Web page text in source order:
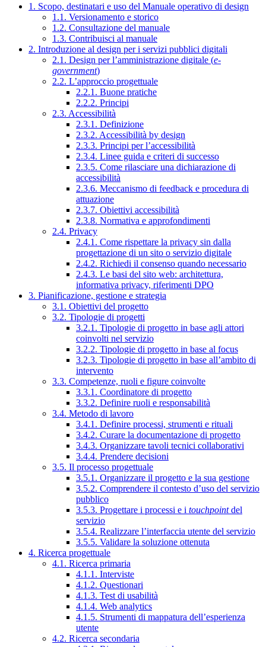
1. Scopo, destinatari e uso del Manuale operativo di design
1.1. Versionamento e storico
1.2. Consultazione del manuale
1.3. Contribuisci al manuale
2. Introduzione al design per i servizi pubblici digitali
2.1. Design per l’amministrazione digitale (e-
government)
2.2. L’approccio progettuale
2.2.1. Buone pratiche
2.2.2. Principi
2.3. Accessibilità
2.3.1. Definizione
2.3.2. Accessibilità by design
2.3.3. Principi per l’accessibilità
2.3.4. Linee guida e criteri di successo
2.3.5. Come rilasciare una dichiarazione di
accessibilità
2.3.6. Meccanismo di feedback e procedura di
attuazione
2.3.7. Obiettivi accessibilità
2.3.8. Normativa e approfondimenti
2.4. Privacy
2.4.1. Come rispettare la privacy sin dalla
progettazione di un sito o servizio digitale
2.4.2. Richiedi il consenso quando necessario
2.4.3. Le basi del sito web: architettura,
informativa privacy, riferimenti DPO
3. Pianificazione, gestione e strategia
3.1. Obiettivi del progetto
3.2. Tipologie di progetti
3.2.1. Tipologie di progetto in base agli attori
coinvolti nel servizio
3.2.2. Tipologie di progetto in base al focus
3.2.3. Tipologie di progetto in base all’ambito di
intervento
3.3. Competenze, ruoli e figure coinvolte
3.3.1. Coordinatore di progetto
3.3.2. Definire ruoli e responsabilità
3.4. Metodo di lavoro
3.4.1. Definire processi, strumenti e rituali
3.4.2. Curare la documentazione di progetto
3.4.3. Organizzare tavoli tecnici collaborativi
3.4.4. Prendere decisioni
3.5. Il processo progettuale
3.5.1. Organizzare il progetto e la sua gestione
3.5.2. Comprendere il contesto d’uso del servizio
pubblico
3.5.3. Progettare i processi e i touchpointdel
servizio
3.5.4. Realizzare l’interfaccia utente del servizio
3.5.5. Validare la soluzione ottenuta
4. Ricerca progettuale
4.1. Ricerca primaria
4.1.1. Interviste
4.1.2. Questionari
4.1.3. Test di usabilità
4.1.4. Web analytics
4.1.5. Strumenti di mappatura dell’esperienza
utente
4.2. Ricerca secondaria